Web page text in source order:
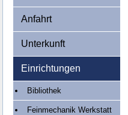
Anfahrt
Unterkunft
Einrichtungen
Bibliothek
Feinmechanik Werkstatt